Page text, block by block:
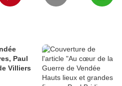
Paul
Villiers